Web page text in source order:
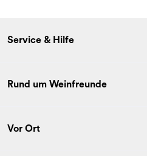
Service & Hilfe
Rund um Weinfreunde
Vor Ort